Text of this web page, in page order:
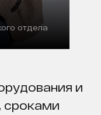
отдела
и
сроками